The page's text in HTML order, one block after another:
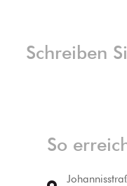
Schreiben
So